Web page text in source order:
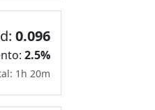
0.096
2.5%
1h 20m